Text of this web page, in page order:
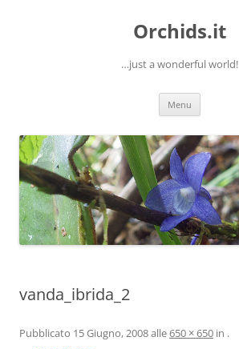
Orchids.it
…just a wonderful world!
Menu
vanda_ibrida_2
Pubblicato 15 Giugno, 2008alle650 × 650 in .